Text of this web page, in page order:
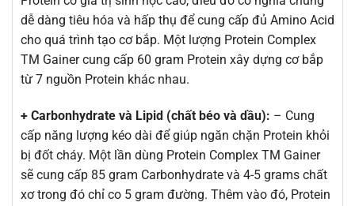
dễ dàng tiêu hóa và hấp thụ để cung cấp đủ Amino Acid
cho quá trình tạo cơ bắp. Một lượng Protein Complex
TM Gainer cung cấp 60 gram Protein xây dựng cơ bắp
từ 7 nguồn Protein khác nhau.
+ Carbonhydrate và Lipid (chất béo và dầu): – Cung
cấp năng lượng kéo dài để giúp ngăn chặn Protein khỏi
bị đốt cháy. Một lần dùng Protein Complex TM Gainer
sẽ cung cấp 85 gram Carbonhydrate và 4-5 grams chất
xơ trong đó chỉ co 5 gram đường. Thêm vào đó, Protein